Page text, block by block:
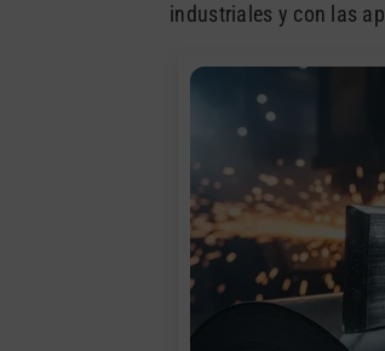
industriales y con las